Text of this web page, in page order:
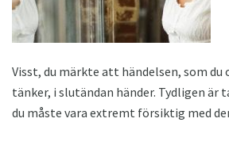
Visst, du märkte att händelsen, som du
tänker, i slutändan händer. Tydligen är
du måste vara extremt försiktig med